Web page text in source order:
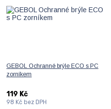
GEBOL Ochranné brýle ECO s PC
zorníkem
119 Kč
98 Kč bez DPH